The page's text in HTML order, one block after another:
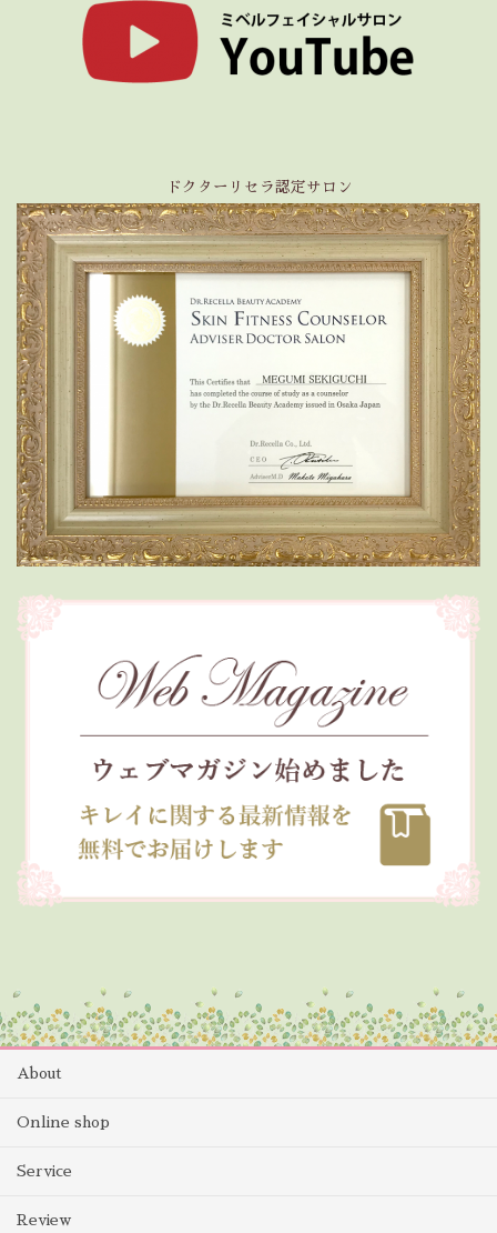
ドクターリセラ認定サロン
About
Online shop
Service
Review